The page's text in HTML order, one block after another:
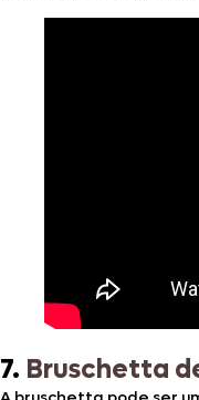
7. Bruschetta